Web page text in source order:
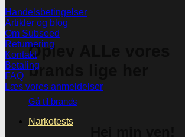
Oplev ALLe vores
brands lige her
Gå til brands
Narkotests
Handelsbetingelser
Artikler og blog
Om Subseed
Returnering
Kontakt
Betaling
FAQ
Læs vores anmeldelser